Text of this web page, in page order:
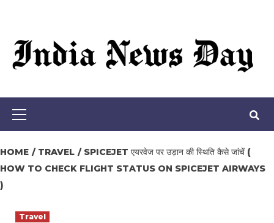
content
Primary
HOME TRAVEL
SPICEJET एयरवेज पर उड़ान की स्थिति कैसे जांचें (
HOW TO CHECK FLIGHT STATUS ON SPICEJET AIRWAYS
)
Travel